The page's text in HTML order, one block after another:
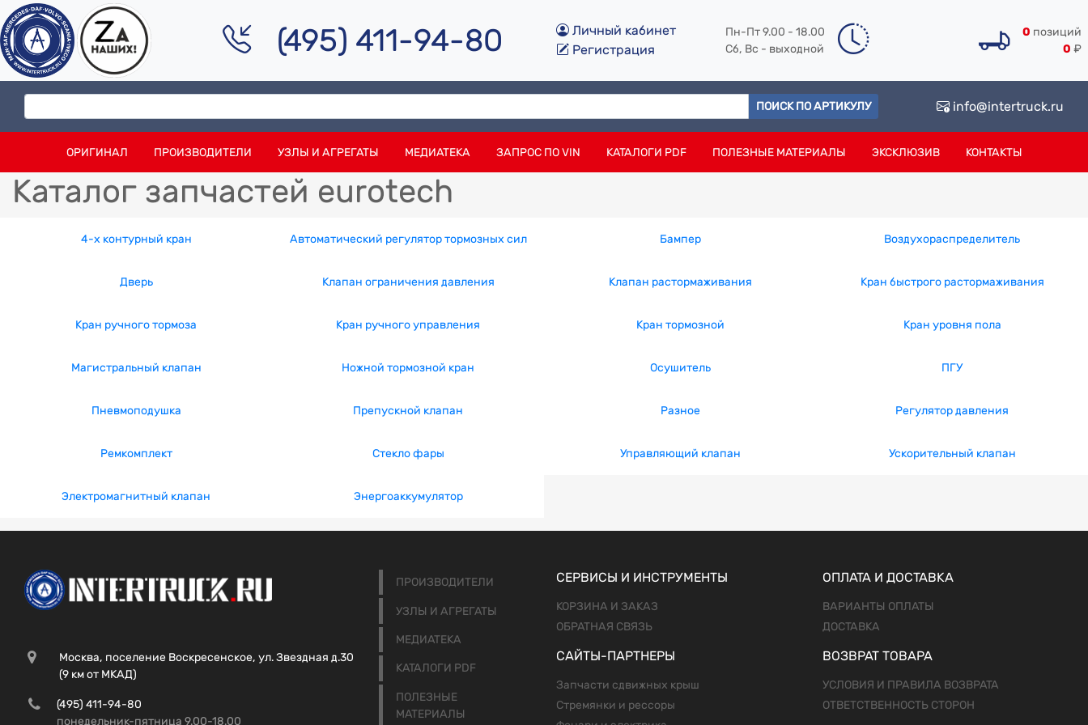
(495) 411-94-80
Личный кабинет
Регистрация
Пн-Пт 9.00 - 18.00
Сб, Вс - выходной
0 позиций
0 ₽
ПОИСК ПО АРТИКУЛУ info@intertruck.ru
ОРИГИНАЛ ПРОИЗВОДИТЕЛИ УЗЛЫ И АГРЕГАТЫ МЕДИАТЕКА ЗАПРОС ПО VIN КАТАЛОГИ PDF ПОЛЕЗНЫЕ МАТЕРИАЛЫ ЭКСКЛЮЗИВ КОНТАКТЫ
Каталог запчастей eurotech
4-x контурный кран Автоматический регулятор тормозных сил Бампер Воздухораспределитель
Дверь Клапан ограничения давления Клапан растормаживания Кран быстрого растормаживания
Кран ручного тормоза Кран ручного управления Кран тормозной Кран уровня пола
Магистральный клапан Ножной тормозной кран Осушитель ПГУ
Пневмоподушка Препускной клапан Разное Регулятор давления
Ремкомплект Стекло фары Управляющий клапан Ускорительный клапан
Электромагнитный клапан Энергоаккумулятор
Москва, поселение Воскресенское, ул. Звездная д.30
(9 км от МКАД)
(495) 411-94-80
понедельник-пятница 9.00-18.00
ПРОИЗВОДИТЕЛИ
УЗЛЫ И АГРЕГАТЫ
МЕДИАТЕКА
КАТАЛОГИ PDF
ПОЛЕЗНЫЕ
МАТЕРИАЛЫ
СЕРВИСЫ И ИНСТРУМЕНТЫ
КОРЗИНА И ЗАКАЗ
ОБРАТНАЯ СВЯЗЬ
САЙТЫ-ПАРТНЕРЫ
Запчасти сдвижных крыш
Стремянки и рессоры
ОПЛАТА И ДОСТАВКА
ВАРИАНТЫ ОПЛАТЫ
ДОСТАВКА
ВОЗВРАТ ТОВАРА
УСЛОВИЯ И ПРАВИЛА ВОЗВРАТА
ОТВЕТСТВЕННОСТЬ СТОРОН